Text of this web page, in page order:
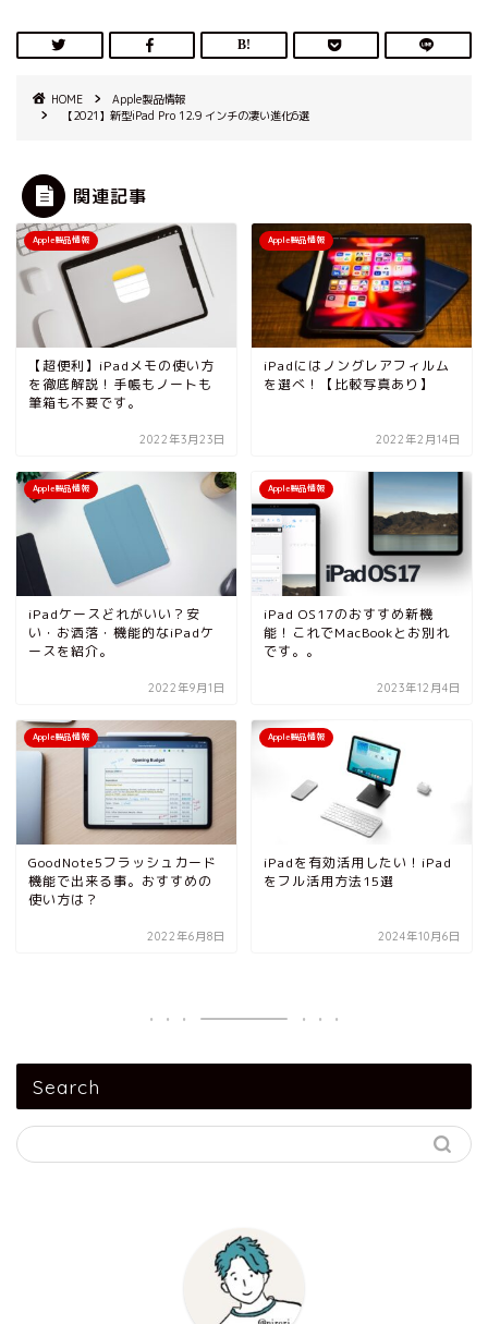
HOME
Apple製品情報
【2021】新型iPad Pro 12.9 インチの凄い進化6選
関連記事
Apple製品情報
【超便利】iPadメモの使い方
を徹底解説！手帳もノートも
筆箱も不要です。
2022年3月23日
Apple製品情報
iPadにはノングレアフィルム
を選べ！【比較写真あり】
2022年2月14日
Apple製品情報
iPadケースどれがいい？安
い・お洒落・機能的なiPadケ
ースを紹介。
2022年9月1日
Apple製品情報
iPad OS17のおすすめ新機
能！これでMacBookとお別れ
です。。
2023年12月4日
Apple製品情報
GoodNote5フラッシュカード
機能で出来る事。おすすめの
使い方は？
2022年6月8日
Apple製品情報
iPadを有効活用したい！iPad
をフル活用方法15選
2024年10月6日
Search